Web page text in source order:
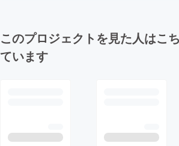
このプロジェクトを見た人はこ
ています